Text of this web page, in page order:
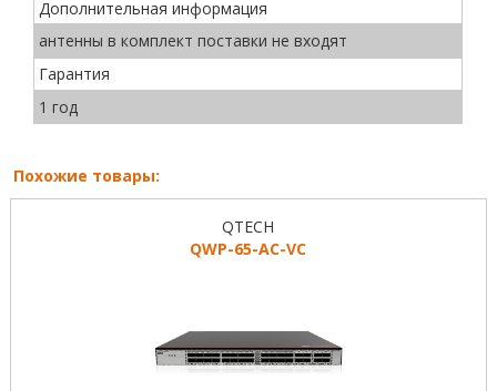
Дополнительная информация
антенны в комплект поставки не входят
Гарантия
1 год
Похожие товары:
QTECH
QWP-65-AC-VC